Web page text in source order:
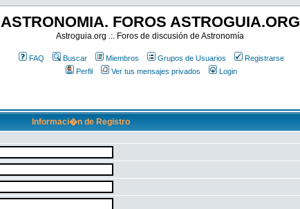
ASTRONOMIA. FOROS ASTROGUIA.ORG
Astroguia.org .:. Foros de discusión de Astronomía
FAQ Buscar Miembros Grupos de Usuarios
Registrarse
Perfil
Ver tus mensajes privados Login
Informaci�n de Registro